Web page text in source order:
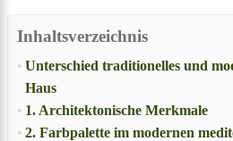
Inhaltsverzeichnis
Unterschied traditionelles und
Haus
1. Architektonische Merkmale
2. Farbpalette im modernen